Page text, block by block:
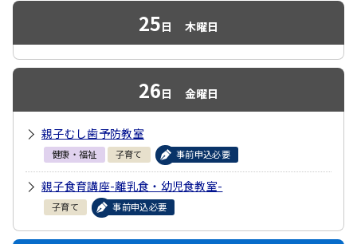
25日 木曜日
26日 金曜日
親子むし歯予防教室
健康・福祉 子育て 事前申込必要
親子食育講座-離乳食・幼児食教室-
子育て 事前申込必要